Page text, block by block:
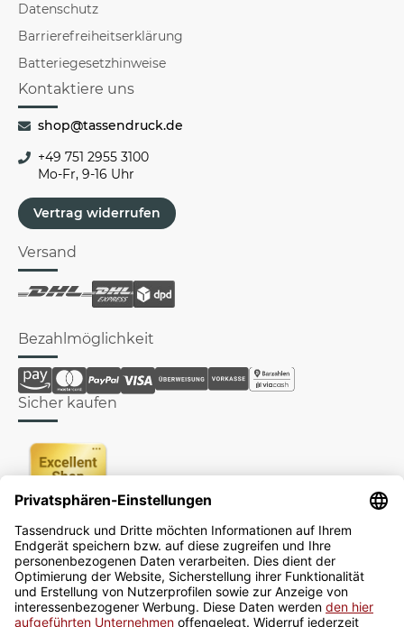
Datenschutz
Barrierefreiheitserklärung
Batteriegesetzhinweise
Kontaktiere uns
shop@tassendruck.de
+49 751 2955 3100
Mo-Fr, 9-16 Uhr
Vertrag widerrufen
Versand
Bezahlmöglichkeit
Sicher kaufen